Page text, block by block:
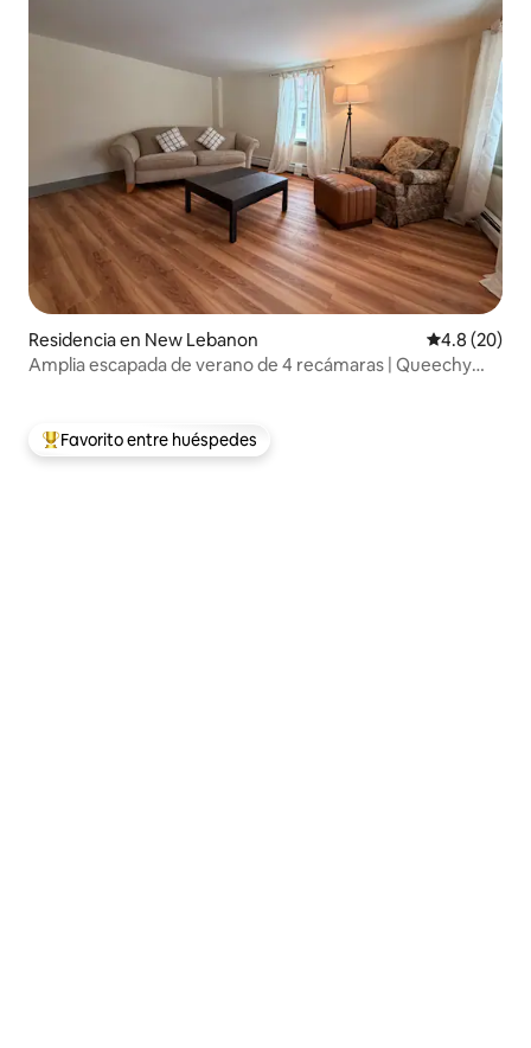
Residencia en New Lebanon Calificación
4.8 (20)
Amplia escapada de verano de 4 recámaras | Queechy
De los mejores en Favorito entre huéspedes
Favorito entre huéspedes